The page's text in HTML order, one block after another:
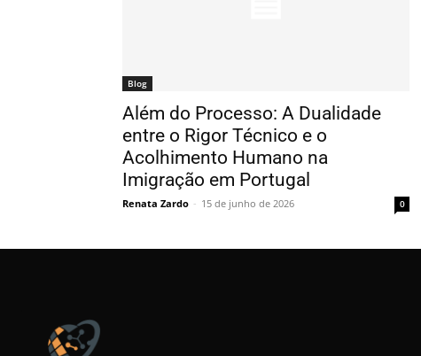
Blog
Além do Processo: A Dualidade
entre o Rigor Técnico e o
Acolhimento Humano na
Imigração em Portugal
Renata Zardo - 15 de junho de 2026 0